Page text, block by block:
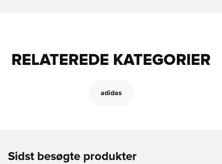
RELATEREDE KATEGORIER
adidas
Sidst besøgte produkter